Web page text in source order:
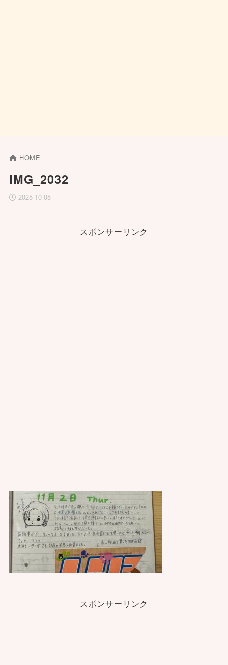
HOME
IMG_2032
2025-10-05
スポンサーリンク
スポンサーリンク